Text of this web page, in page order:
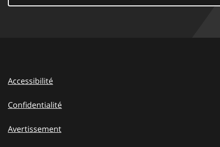
Accessibilité
Confidentialité
Avertissement